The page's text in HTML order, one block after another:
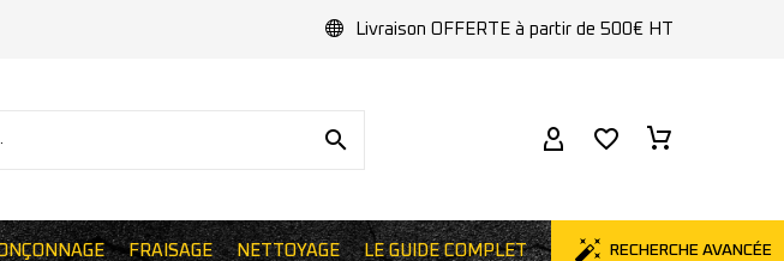
Livraison OFFERTE à partir de 500€ HT
FRAISAGE NETTOYAGE LE GUIDE COMPLET RECHERCHE AVANCÉE